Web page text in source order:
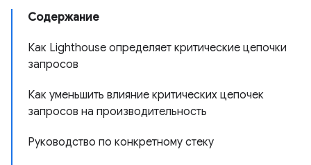
Содержание
Как Lighthouse определяет критические цепочки
запросов
Как уменьшить влияние критических цепочек
запросов на производительность
Руководство по конкретному стеку